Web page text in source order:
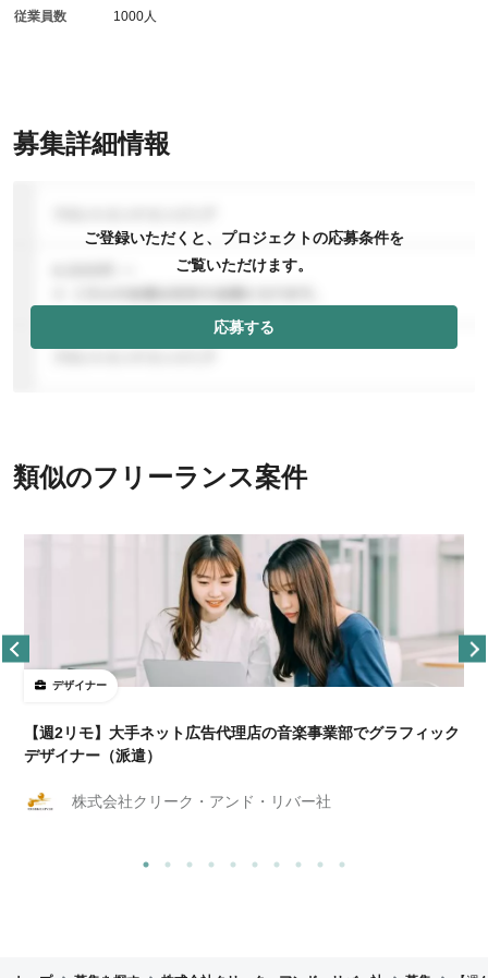
募集詳細情報
ご登録いただくと、プロジェクトの応募条件を
ご覧いただけます。
応募する
従業員数 1000人
類似のフリーランス案件
デザイナー
【週2リモ】大手ネット広告代理店の音楽事業部でグラフィック
デザイナー（派遣）
株式会社クリーク・アンド・リバー社